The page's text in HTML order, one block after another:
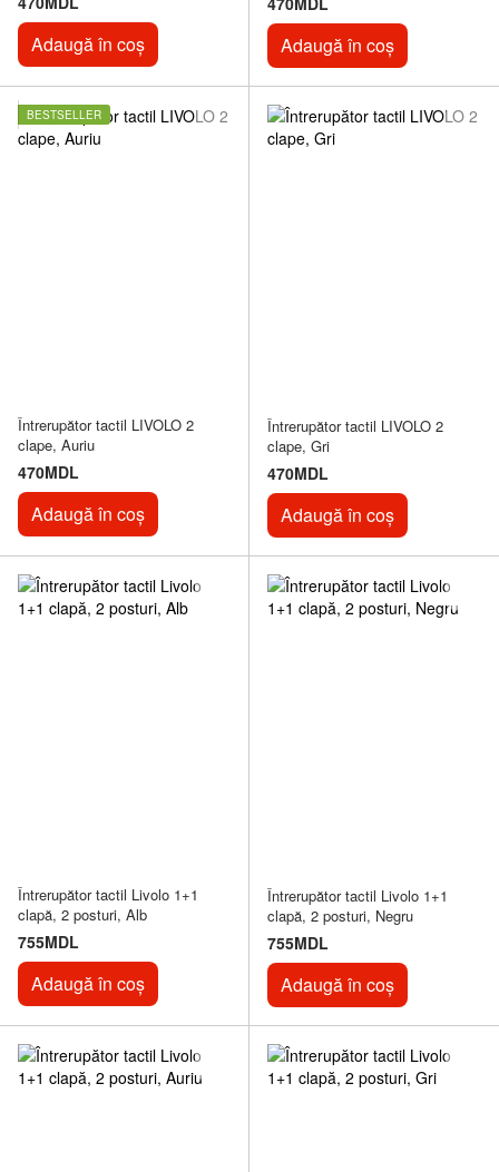
Adaugă în coș Adaugă în coș
BESTSELLER
Întrerupător tactil LIVOLO 2
clape, Auriu
470MDL
Adaugă în coș
Întrerupător tactil LIVOLO 2
clape, Gri
470MDL
Adaugă în coș
Întrerupător tactil Livolo 1+1
clapă, 2 posturi, Alb
755MDL
Adaugă în coș
Întrerupător tactil Livolo 1+1
clapă, 2 posturi, Negru
755MDL
Adaugă în coș